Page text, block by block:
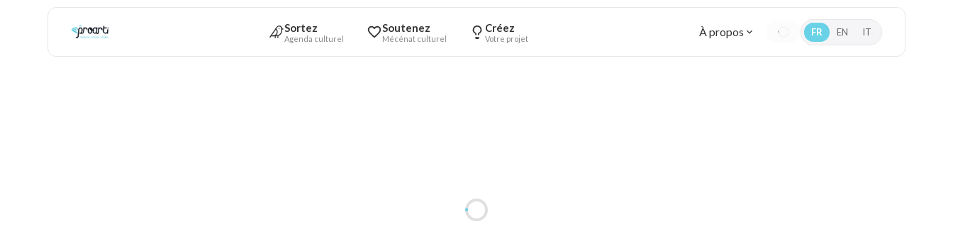
Sortez
Agenda culturel
Soutenez
Mécénat culturel
Créez
Votre projet À propos FR EN IT